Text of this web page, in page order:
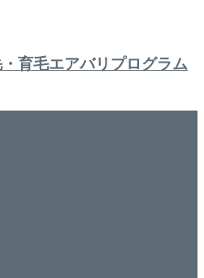
育毛エアバリプログラム